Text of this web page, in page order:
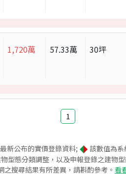
1,720萬 57.33萬 30坪
1
新公布的實價登錄資料; 該數值為
型態分類調整，以及申報登錄之建物
搜尋結果有所差異，請斟酌參考。 看